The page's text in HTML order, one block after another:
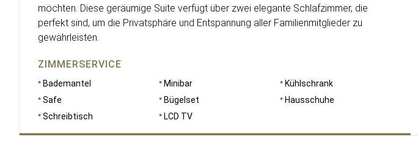
möchten. Diese geräumige Suite verfügt über zwei elegante Schlafzimmer, die
perfekt sind, um die Privatsphäre und Entspannung aller Familienmitglieder zu
gewährleisten.
ZIMMERSERVICE
Bademantel
Safe
Schreibtisch
Minibar
Bügelset
LCD TV
Kühlschrank
Hausschuhe